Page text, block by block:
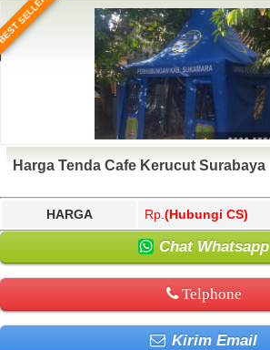
SELLER
Harga Tenda Cafe Kerucut Surabaya
HARGA Rp. (Hubungi CS)
Chat Whatsapp
Telphone
Kirim Email